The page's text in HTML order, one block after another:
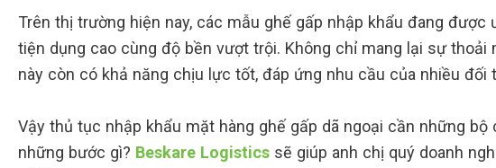
Trên thị trường hiện nay, các mẫu ghế gấp nhập khẩu đang
tiện dụng cao cùng độ bền vượt trội. Không chỉ mang lại sự thoải
này còn có khả năng chịu lực tốt, đáp ứng nhu cầu của nhiều đối
Vậy thủ tục nhập khẩu mặt hàng ghế gấp dã ngoại cần những
những bước gì? Beskare Logistics sẽ giúp anh chị quý doanh